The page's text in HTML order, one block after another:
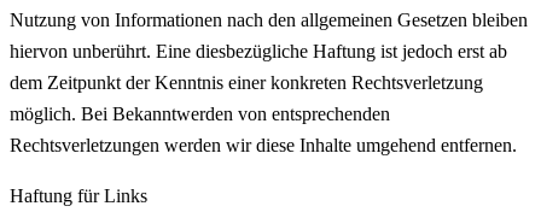
Nutzung von Informationen nach den allgemeinen Gesetzen bleiben
hiervon unberührt. Eine diesbezügliche Haftung ist jedoch erst ab
dem Zeitpunkt der Kenntnis einer konkreten Rechtsverletzung
möglich. Bei Bekanntwerden von entsprechenden
Rechtsverletzungen werden wir diese Inhalte umgehend entfernen.
Haftung für Links